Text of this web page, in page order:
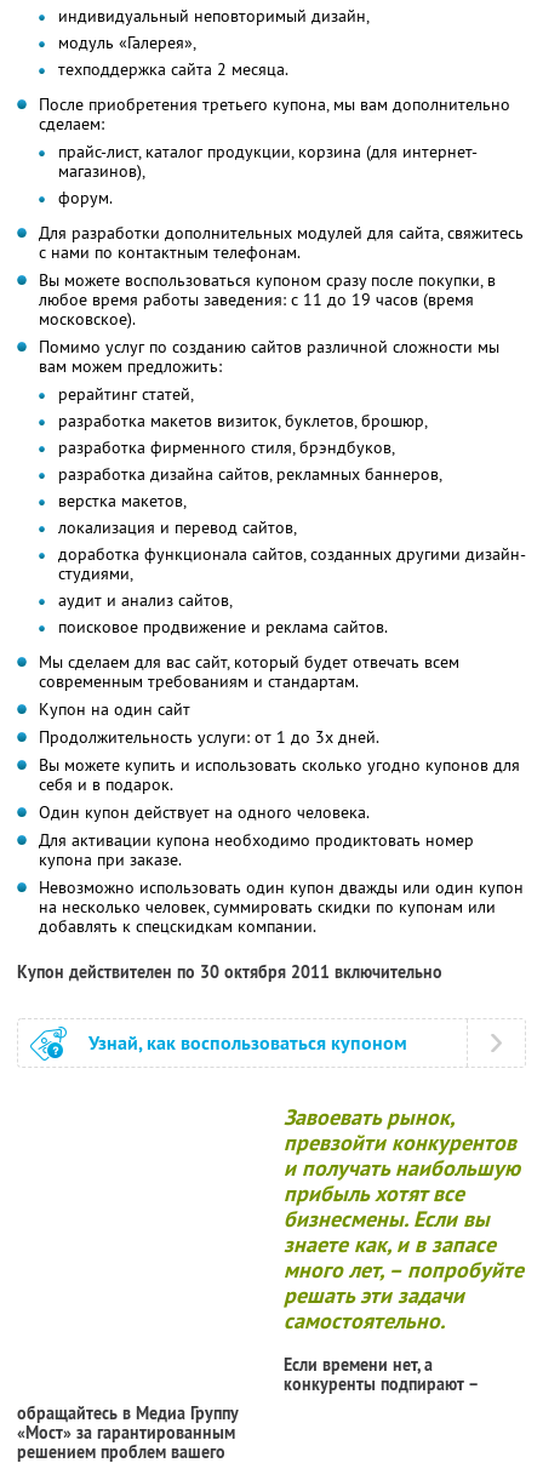
индивидуальный неповторимый дизайн,
модуль «Галерея»,
техподдержка сайта 2 месяца.
После приобретения третьего купона, мы вам дополнительно
сделаем:
прайс-лист, каталог продукции, корзина (для интернет-
магазинов),
форум.
Для разработки дополнительных модулей для сайта, свяжитесь
с нами по контактным телефонам.
Вы можете воспользоваться купоном сразу после покупки, в
любое время работы заведения: с 11 до 19 часов (время
московское).
Помимо услуг по созданию сайтов различной сложности мы
вам можем предложить:
рерайтинг статей,
разработка макетов визиток, буклетов, брошюр,
разработка фирменного стиля, брэндбуков,
разработка дизайна сайтов, рекламных баннеров,
верстка макетов,
локализация и перевод сайтов,
доработка функционала сайтов, созданных другими дизайн-
студиями,
аудит и анализ сайтов,
поисковое продвижение и реклама сайтов.
Мы сделаем для вас сайт, который будет отвечать всем
современным требованиям и стандартам.
Купон на один сайт
Продолжительность услуги: от 1 до 3х дней.
Вы можете купить и использовать сколько угодно купонов для
себя и в подарок.
Один купон действует на одного человека.
Для активации купона необходимо продиктовать номер
купона при заказе.
Невозможно использовать один купон дважды или один купон
на несколько человек, суммировать скидки по купонам или
добавлять к спецскидкам компании.
Купон действителен по 30 октября 2011 включительно
Узнай, как воспользоваться купоном
Завоевать рынок,
превзойти конкурентов
и получать наибольшую
прибыль хотят все
бизнесмены. Если вы
знаете как, и в запасе
много лет, – попробуйте
решать эти задачи
самостоятельно.
Если времени нет, а
конкуренты подпирают –
обращайтесь в Медиа Группу
«Мост» за гарантированным
решением проблем вашего